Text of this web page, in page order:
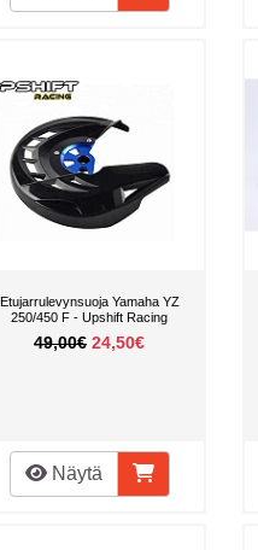
Etujarrulevynsuoja Yamaha YZ
250/450 F - Upshift Racing
49,00€ 24,50€
Näytä